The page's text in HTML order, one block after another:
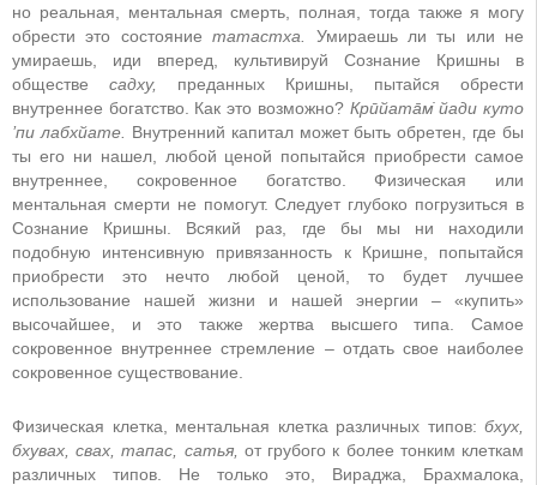
но реальная, ментальная смерть, полная, тогда также я могу
обрести это состояниетатастха. Умираешь ли ты или не
умираешь, иди вперед, культивируй Сознание Кришны в
обществе садху, преданных Кришны, пытайся обрести
внутреннее богатство. Как это возможно? Крӣйата̄м̇ йади куто
’пи лабхйате.
Внутренний капитал может быть обретен, где бы
ты его ни нашел, любой ценой попытайся приобрести самое
внутреннее, сокровенное богатство. Физическая или
ментальная смерти не помогут. Следует глубоко погрузиться в
Сознание Кришны. Всякий раз, где бы мы ни находили
подобную интенсивную привязанность к Кришне, попытайся
приобрести это нечто любой ценой, то будет лучшее
использование нашей жизни и нашей энергии – «купить»
высочайшее, и это также жертва высшего типа. Самое
сокровенное внутреннее стремление – отдать свое наиболее
сокровенное существование.
Физическая клетка, ментальная клетка различных типов: бхух,
бхувах, свах, тапас, сатья, от грубого к более тонким клеткам
различных типов. Не только это, Вираджа, Брахмалока,